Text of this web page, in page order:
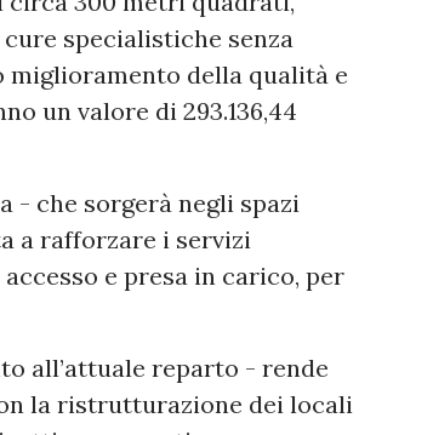
specialistiche senza
della qualità e
un valore di 293.136,44
- che sorgerà negli spazi
a rafforzare i servizi
e presa in carico, per
all’attuale reparto - rende
la ristrutturazione dei locali